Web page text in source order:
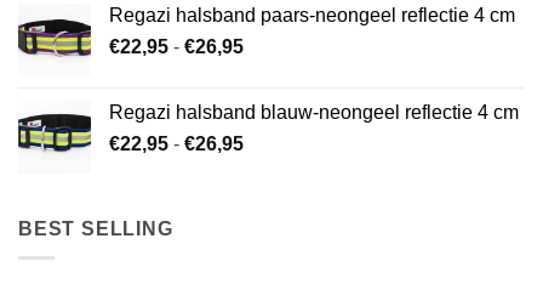
€26,95
Regazi halsband paars-neongeel reflectie 4 cm
€22,95 - €26,95Prijsklasse:
€26,95
Regazi halsband blauw-neongeel reflectie 4 cm
€22,95 - €26,95Prijsklasse:
BEST SELLING